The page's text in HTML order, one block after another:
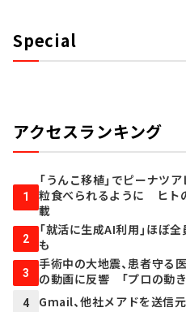
Special
アクセスランキング
1
「うんこ移植」でピーナツ
粒食べられるように ヒ
載
2
「就活に生成AI利用」ほぼ
も
3
手術中の大地震、患者守
の動画に反響 「プロの動き
4 Gmail、他社メアドを送信